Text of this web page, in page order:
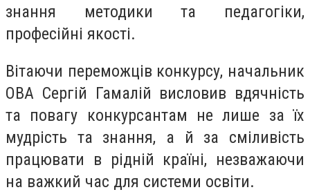
знання методики та педагогіки,
професійні якості.
Вітаючи переможців конкурсу, начальник
ОВА Сергій Гамалій висловив вдячність
та повагу конкурсантам не лише за їх
мудрість та знання, а й за сміливість
працювати в рідній країні, незважаючи
на важкий час для системи освіти.